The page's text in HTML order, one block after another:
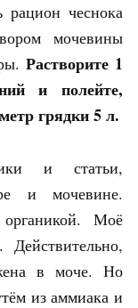
чеснока
мочевины
Растворите 1
и полейте,
грядки 5 л.
и статьи,
и мочевине.
Моё
в моче. Но
из аммиака и